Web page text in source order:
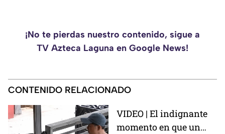
¡No te pierdas nuestro contenido, sigue a
TV Azteca Laguna en Google News!
CONTENIDO RELACIONADO
VIDEO | El indignante
momento en que un